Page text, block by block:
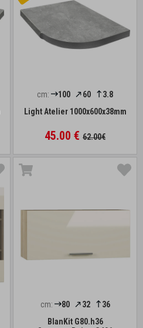
cm: 100 60
3.8
Light Atelier 1000x600x38mm
45.00 € 62.00€
cm: 80 32
36
BlanKit G80.h36